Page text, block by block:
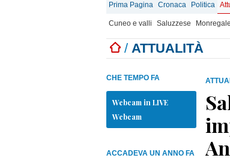
Prima Pagina Cronaca Politica
Cuneo e valli Saluzzese
/ ATTUALITÀ
CHE TEMPO FA
Webcam in LIVE
Webcam
ACCADEVA UN ANNO FA